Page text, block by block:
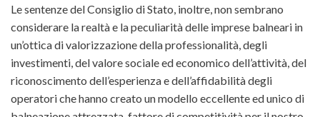
Le sentenze del Consiglio di Stato, inoltre, non sembrano
considerare la realtà e la peculiarità delle imprese balneari in
un’ottica di valorizzazione della professionalità, degli
investimenti, del valore sociale ed economico dell’attività, del
riconoscimento dell’esperienza e dell’affidabilità degli
operatori che hanno creato un modello eccellente ed unico di